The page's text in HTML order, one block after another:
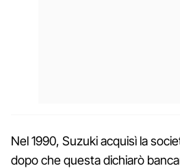
Nel 1990, Suzuki acquisì la
dopo che questa dichiarò